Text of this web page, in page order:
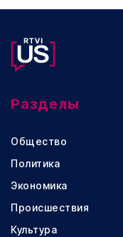
Разделы
Общество
Политика
Экономика
Происшествия
Культура